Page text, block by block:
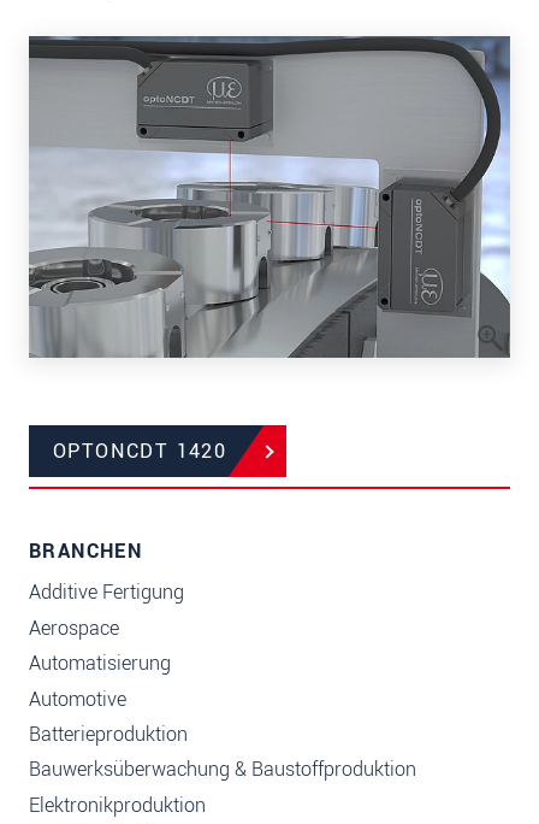
OPTONCDT 1420
BRANCHEN
Additive Fertigung
Aerospace
Automatisierung
Automotive
Batterieproduktion
Bauwerksüberwachung & Baustoffproduktion
Elektronikproduktion